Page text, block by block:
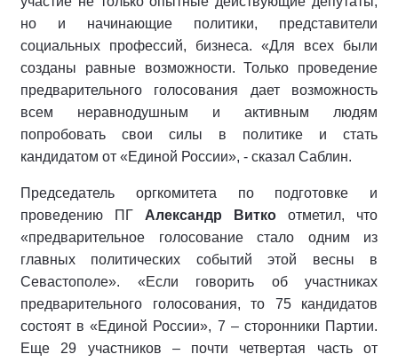
но и начинающие политики, представители
социальных профессий, бизнеса. «Для всех были
созданы равные возможности. Только проведение
предварительного голосования дает возможность
всем неравнодушным и активным людям
попробовать свои силы в политике и стать
кандидатом от «Единой России», - сказал Саблин.
Председатель оргкомитета по подготовке и
проведению ПГ Александр Витко отметил, что
«предварительное голосование стало одним из
главных политических событий этой весны в
Севастополе». «Если говорить об участниках
предварительного голосования, то 75 кандидатов
состоят в «Единой России», 7 – сторонники Партии.
Еще 29 участников – почти четвертая часть от